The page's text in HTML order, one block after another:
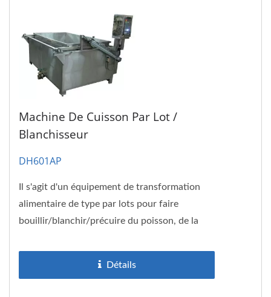
Machine De Cuisson Par Lot /
Blanchisseur
DH601AP
Il s'agit d'un équipement de transformation
alimentaire de type par lots pour faire
bouillir/blanchir/précuire du poisson, de la
Détails